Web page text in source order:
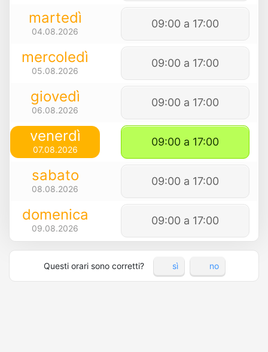
martedì
04.08.2026
09:00 a 17:00
mercoledì
05.08.2026
09:00 a 17:00
giovedì
06.08.2026
09:00 a 17:00
venerdì
07.08.2026
09:00 a 17:00
sabato
08.08.2026
09:00 a 17:00
domenica
09.08.2026
09:00 a 17:00
Questi orari sono corretti? sì no